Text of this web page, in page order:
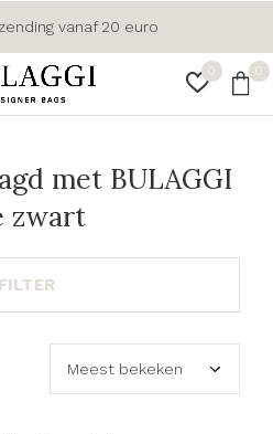
0 0
vanaf 20 euro
met BULAGGI
zwart
FILTER